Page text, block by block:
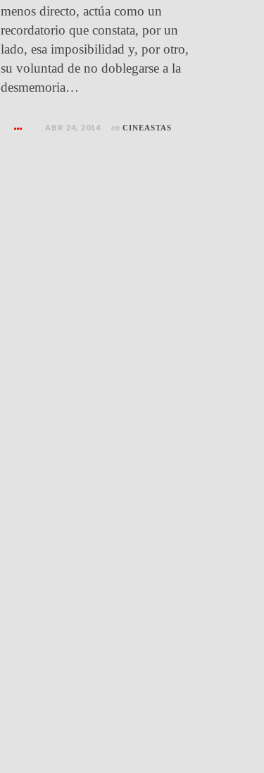
menos directo, actúa como un
recordatorio que constata, por un
lado, esa imposibilidad y, por otro,
su voluntad de no doblegarse a la
desmemoria…
ABR 24, 2014 en CINEASTAS